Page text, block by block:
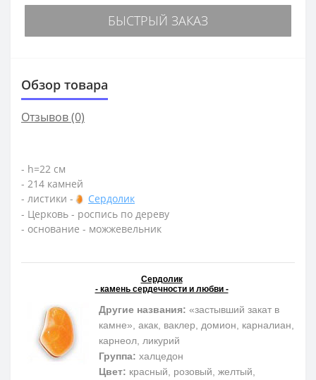
БЫСТРЫЙ ЗАКАЗ
Обзор товара
Отзывов (0)
- h=22 см
- 214 камней
- листики -
Сердолик
- Церковь - роспись по дереву
- основание - можжевельник
Сердолик
- камень сердечности и любви -
Другие названия: «застывший закат в
камне», акак, ваклер, домион, карналиан,
карнеол, ликурий
Группа: халцедон
Цвет: красный, розовый, желтый,